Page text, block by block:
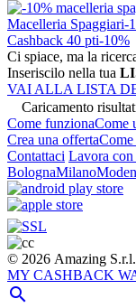
Macelleria Spaggiari-
Cashback 40 pti-10%
Ci spiace, ma la
Inseriscilo nella tua
VAI ALLA LISTA
Caricamento
Come funzionaCome
Crea una offertaCome
Contattaci Lavora con
BolognaMilano
© 2026 Amazing
MY CASHBACK
